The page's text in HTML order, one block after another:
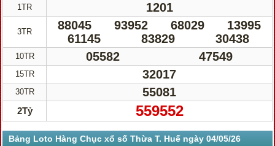
1TR 1201
3TR 88045 93952 68029
13995
61145
83829 30438
10TR 05582 47549
15TR 32017
30TR 55081
2Tỷ 559552
Bảng Loto Hàng Chục xổ số Thừa T. Huế ngày 04/05/26